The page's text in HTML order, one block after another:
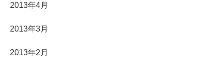
2013年4月
2013年3月
2013年2月